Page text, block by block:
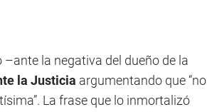
–ante la negativa del dueño de la
la Justicia argumentando que “no
La frase que lo inmortalizó